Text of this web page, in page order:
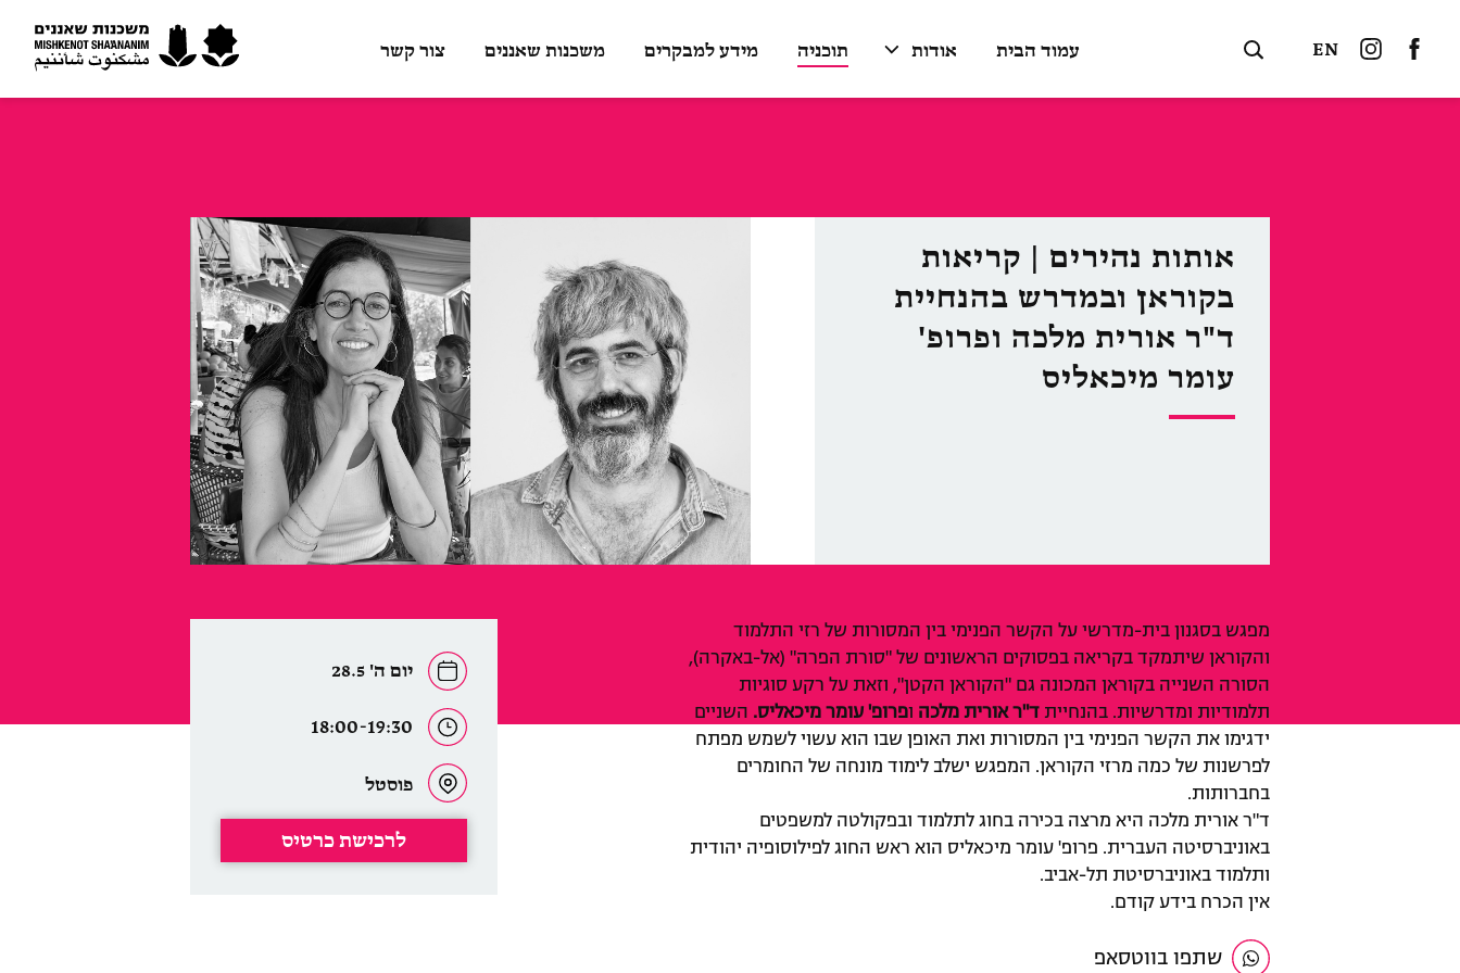
עמוד הבית אודות תוכניה מידע למבקרים משכנות שאננים צור קשר EN
אותות נהירים | קריאות
בקוראן ובמדרש בהנחיית
ד"ר אורית מלכה ופרופ'
עומר מיכאליס
יום ה' 28.5
18:00-19:30
פוסטל
לרכישת כרטיס
מפגש בסגנון בית-מדרשי על הקשר הפנימי בין המסורות של רזי התלמוד
והקוראן שיתמקד בקריאה בפסוקים הראשונים של "סורת הפרה" (אל-באקרה),
הסורה השנייה בקוראן המכונה גם "הקוראן הקטן", וזאת על רקע סוגיות
תלמודיות ומדרשיות. בהנחייתד"ר אורית מלכה ופרופ' עומר מיכאליס. השניים
ידגימו את הקשר הפנימי בין המסורות ואת האופן שבו הוא עשוי לשמש מפתח
לפרשנות של כמה מרזי הקוראן. המפגש ישלב לימוד מונחה של החומרים
בחברותות.
ד"ר אורית מלכה היא מרצה בכירה בחוג לתלמוד ובפקולטה למשפטים
באוניברסיטה העברית. פרופ' עומר מיכאליס הוא ראש החוג לפילוסופיה יהודית
ותלמוד באוניברסיטת תל-אביב.
אין הכרח בידע קודם.
שתפו בווטסאפ